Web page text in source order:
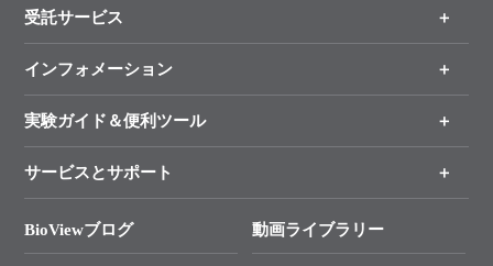
製品一覧
手法から製品を探す
新製品情報
受託サービス
オンライン注文
インフォメーション
キャンペーン
タカラバイオ各種会員募集のお知らせ
終売製品のお知らせ
実験ガイド＆便利ツール
リアルタイムPCR実験のススメ
幹細胞・再生医療研究ガイド
サービスとサポート
総合お問い合わせ
BioViewブログ 動画ライブラリー